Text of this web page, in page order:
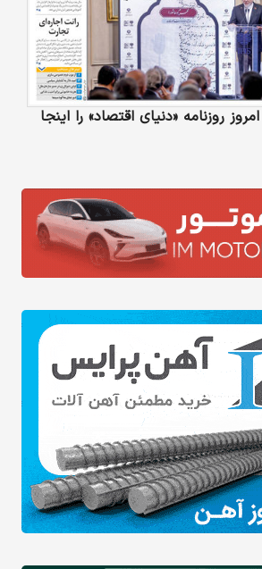
روزنامه «دنیای‌ اقتصاد» را اینجا